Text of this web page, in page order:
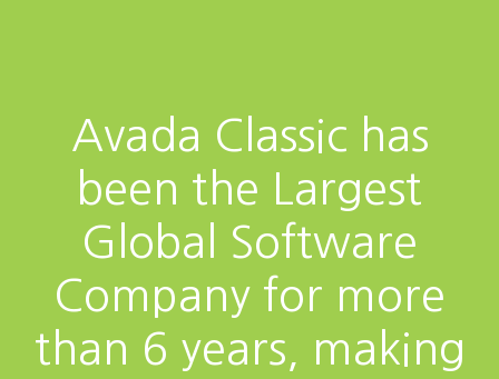
Avada Classic has
been the Largest
Global Software
Company for more
than 6 years, making